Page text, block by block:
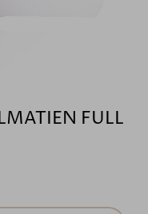
FULL